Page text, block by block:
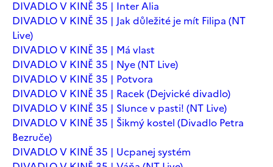
DIVADLO V KINĚ 35 | Inter Alia
DIVADLO V KINĚ 35 | Jak důležité je mít Filipa (NT
Live)
DIVADLO V KINĚ 35 | Má vlast
DIVADLO V KINĚ 35 | Nye (NT Live)
DIVADLO V KINĚ 35 | Potvora
DIVADLO V KINĚ 35 | Racek (Dejvické divadlo)
DIVADLO V KINĚ 35 | Slunce v pasti! (NT Live)
DIVADLO V KINĚ 35 | Šikmý kostel (Divadlo Petra
Bezruče)
DIVADLO V KINĚ 35 | Ucpanej systém